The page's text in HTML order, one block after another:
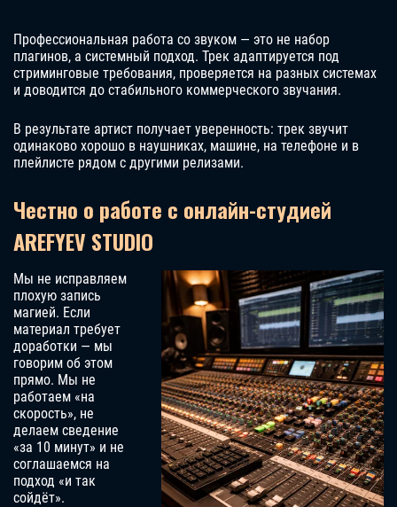
Профессиональная работа со звуком — это не набор
плагинов, а системный подход. Трек адаптируется под
стриминговые требования, проверяется на разных системах
и доводится до стабильного коммерческого звучания.
В результате артист получает уверенность: трек звучит
одинаково хорошо в наушниках, машине, на телефоне и в
плейлисте рядом с другими релизами.
Честно о работе с онлайн-студией
AREFYEV STUDIO
Мы не исправляем
плохую запись
магией. Если
материал требует
доработки — мы
говорим об этом
прямо. Мы не
работаем «на
скорость», не
делаем сведение
«за 10 минут» и не
соглашаемся на
подход «и так
сойдёт».